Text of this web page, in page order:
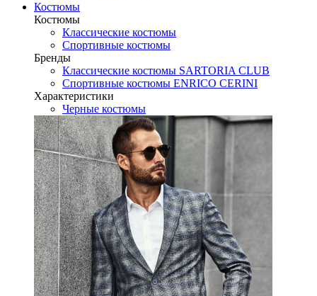
Костюмы
Костюмы
Классические костюмы
Спортивные костюмы
Бренды
Классические костюмы SARTORIA CLUB
Спортивные костюмы ENRICO CERINI
Характеристики
Черные костюмы